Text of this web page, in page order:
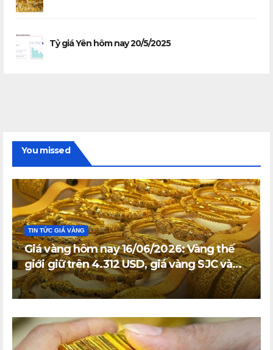
Tỷ giá Yên hôm nay 20/5/2025
You missed
TIN TỨC GIÁ VÀNG
Giá vàng hôm nay 16/06/2026: Vàng thế
giới giữ trên 4.312 USD, giá vàng SJC và
vàng nhẫn trong nước đi ngang